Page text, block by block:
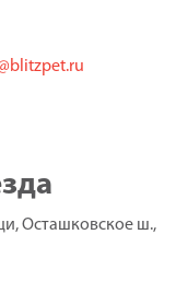
Осташковское ш.,